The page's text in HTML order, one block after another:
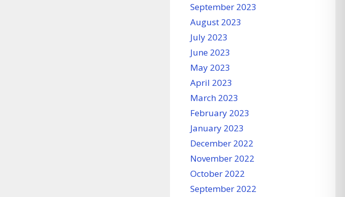
September 2023
August 2023
July 2023
June 2023
May 2023
April 2023
March 2023
February 2023
January 2023
December 2022
November 2022
October 2022
September 2022